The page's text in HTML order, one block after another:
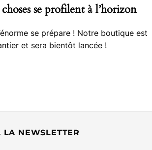
se profilent à l’horizon
se prépare ! Notre boutique est
et sera bientôt lancée !
LA NEWSLETTER